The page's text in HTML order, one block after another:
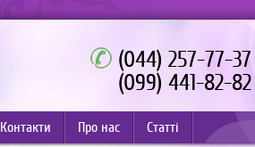
(044) 257-77-37
(099) 441-82-82
Контакти Про нас Статті